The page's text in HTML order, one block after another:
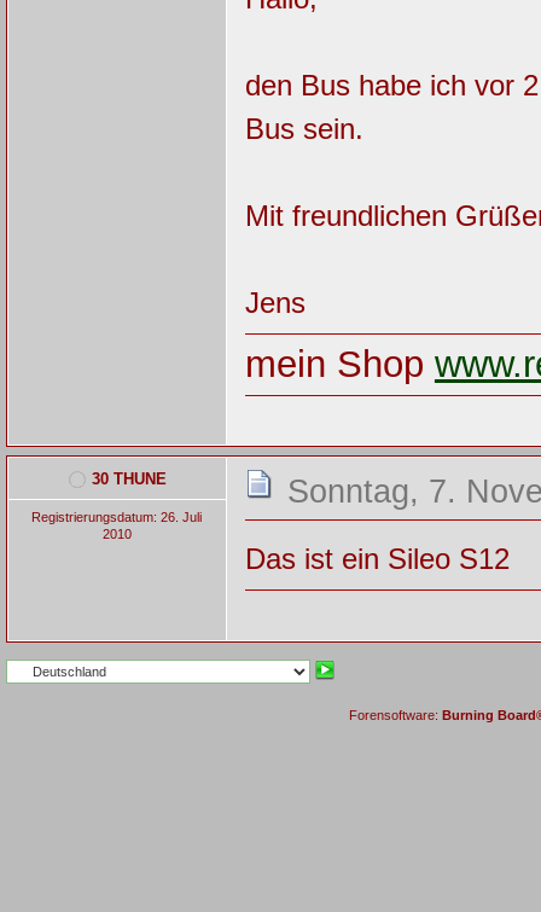
den Bus habe ich vor
Bus sein.
Mit freundlichen
Jens
mein Shop
30 THUNE
Registrierungsdatum: 26. Juli
2010
Sonntag, 7.
Das ist ein Sileo S12
Forensoftware: Burning